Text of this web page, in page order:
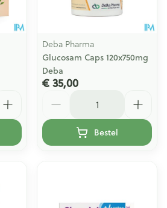
Deba Pharma
Glucosam Caps 120x750mg
Deba
€ 35,00
Bestel